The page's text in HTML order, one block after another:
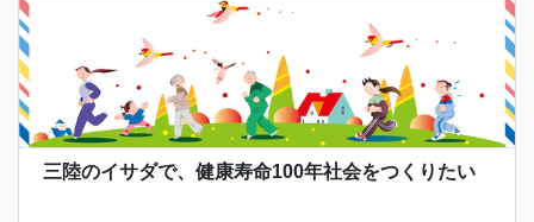
三陸のイサダで、健康寿命100年社会をつくりたい